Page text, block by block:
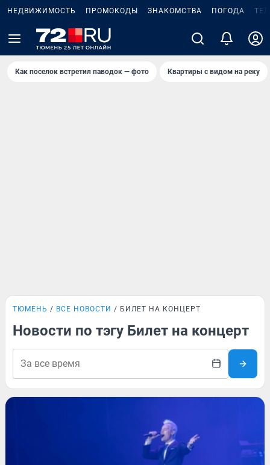
НЕДВИЖИМОСТЬ ПРОМОКОДЫ ЗНАКОМСТВА ПОГОДА
Как поселок встретил паводок — фото Квартиры с видом на реку
ТЮМЕНЬ ВСЕ НОВОСТИ БИЛЕТ НА КОНЦЕРТ
Новости по тэгу Билет на концерт